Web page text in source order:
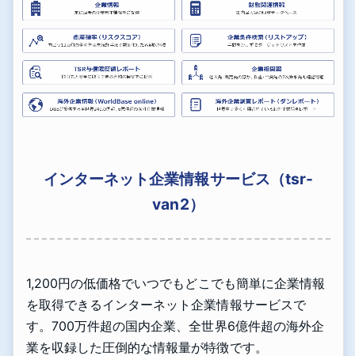
インターネット企業情報サービス（tsr-
van2）
1,200円の低価格でいつでもどこでも簡単に企業情報
を取得できるインターネット企業情報サービスで
す。700万件超の国内企業、全世界6億件超の海外企
業を収録した圧倒的な情報量が特徴です。